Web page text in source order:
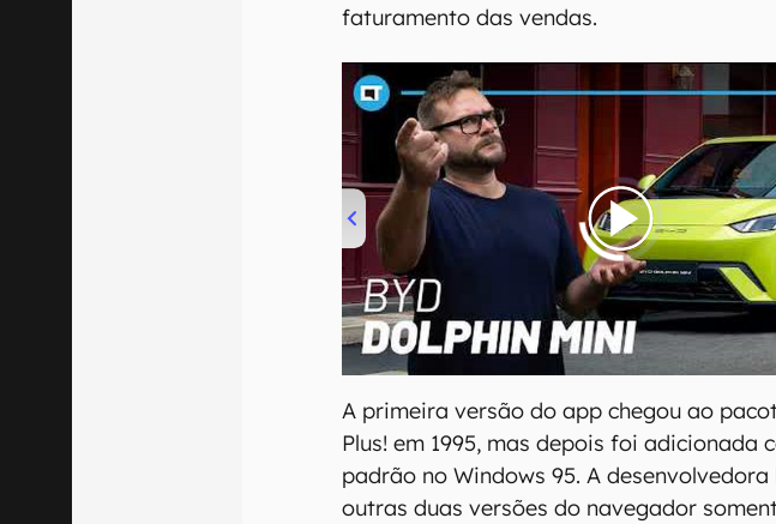
faturamento das vendas.
00:00/04:07
A primeira versão do app chegou ao
Plus! em 1995, mas depois foi adicionada
padrão no Windows 95. A desenvolvedora
outras duas versões do navegador